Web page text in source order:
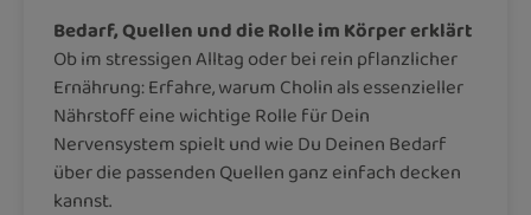
Bedarf, Quellen und die Rolle im Körper erklärt
Ob im stressigen Alltag oder bei rein pflanzlicher
Ernährung: Erfahre, warum Cholin als essenzieller
Nährstoff eine wichtige Rolle für Dein
Nervensystem spielt und wie Du Deinen Bedarf
über die passenden Quellen ganz einfach decken
kannst.